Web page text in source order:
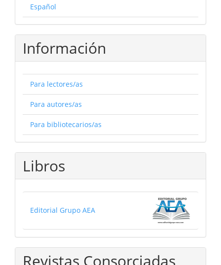
Español
Información
Para lectores/as
Para autores/as
Para bibliotecarios/as
Libros
Editorial Grupo AEA
Revistas Consorciadas